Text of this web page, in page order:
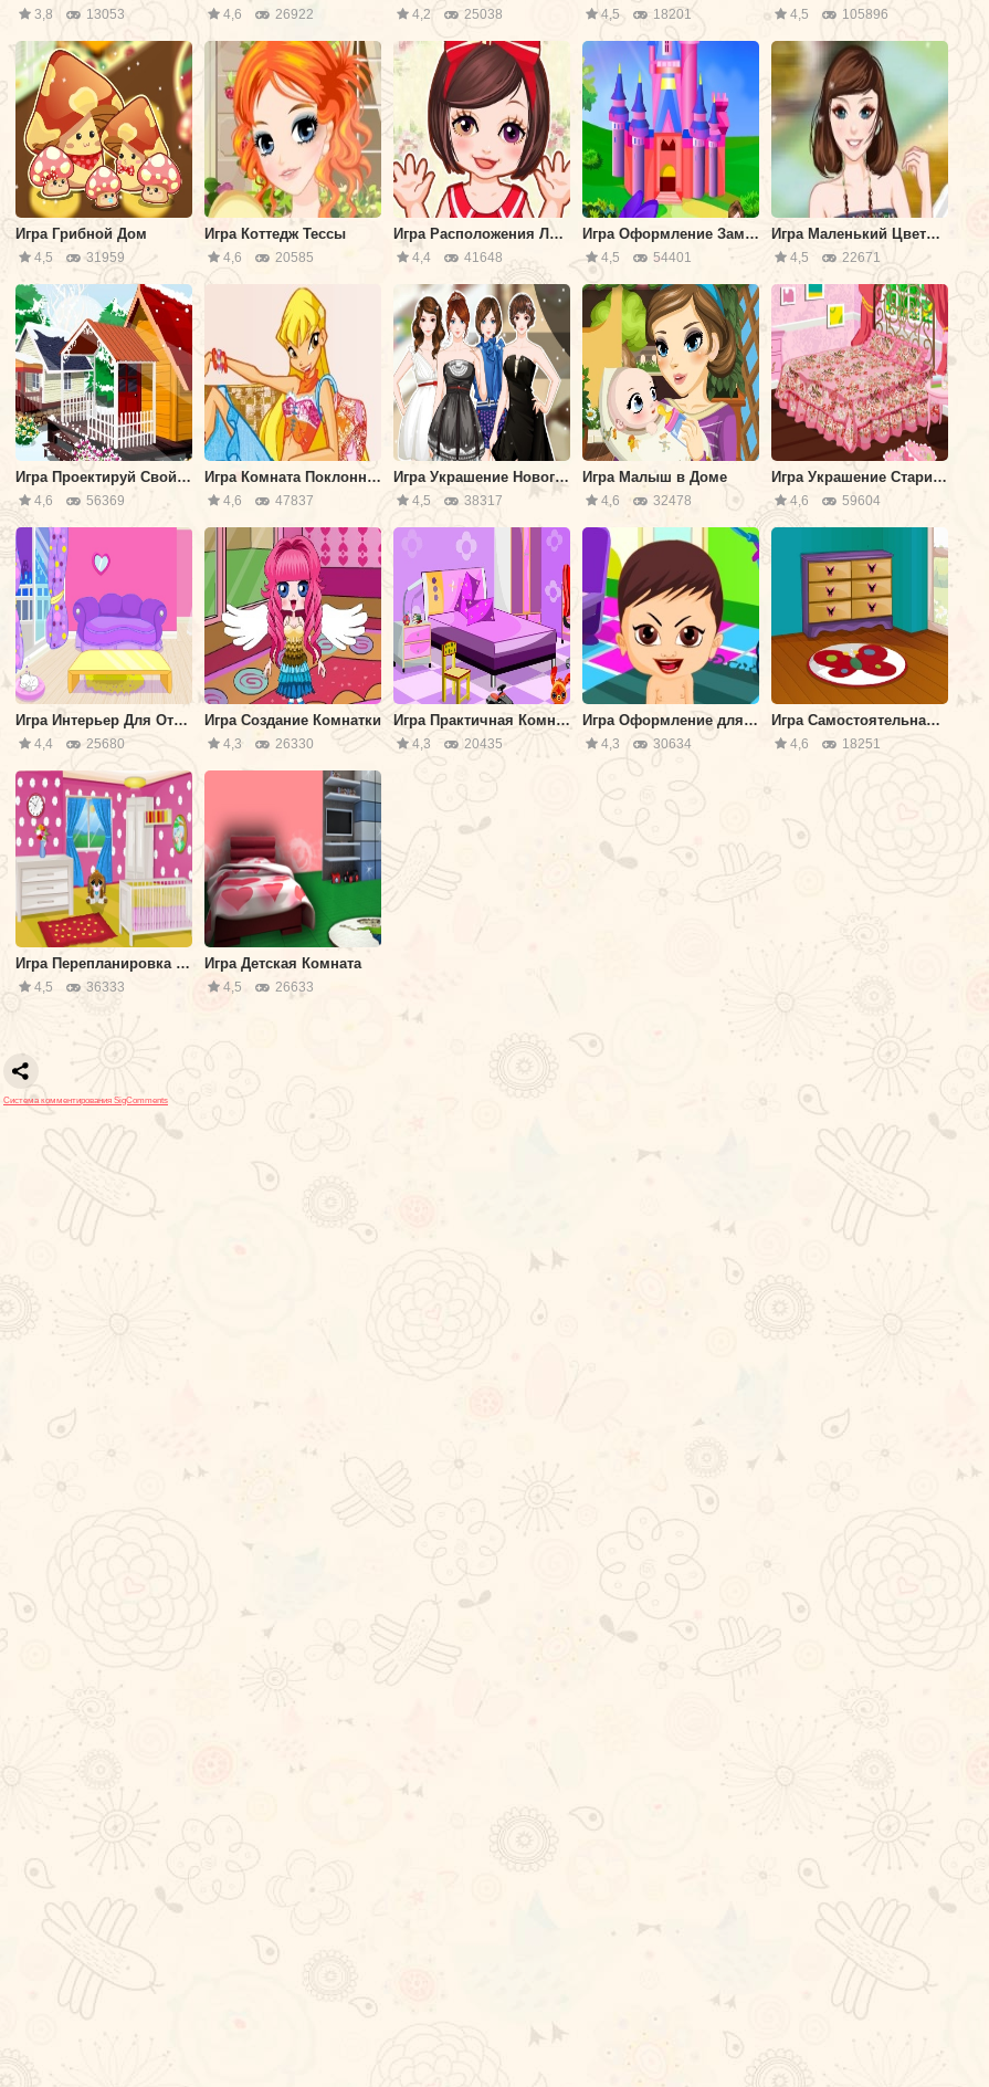
3,8 13053 4,6 26922 4,2 25038 4,5 18201 4,5 105896
Игра Грибной Дом
4,5 31959
Игра Коттедж Тессы
4,6 20585
Игра Расположения Лофта
4,4 41648
Игра Оформление Замка Единорога
4,5 54401
Игра Маленький Цветочный Магазин
4,5 22671
Игра Проектируй Cвой Зимний Дом
4,6 56369
Игра Комната Поклонников Винкс
4,6 47837
Игра Украшение Нового Дома
4,5 38317
Игра Малыш в Доме
4,6 32478
Игра Украшение Старинной Комнаты
4,6 59604
Игра Интерьер Для Отдыха
4,4 25680
Игра Создание Комнатки
4,3 26330
Игра Практичная Комната
4,3 20435
Игра Оформление для Малыша
4,3 30634
Игра Самостоятельная Декорация
4,6 18251
Игра Перепланировка Комнаты
4,5 36333
Игра Детская Комната
4,5 26633
Система комментирования SigComments